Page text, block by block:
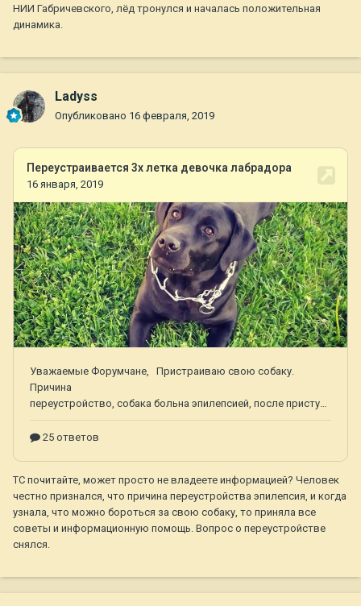
НИИ Габричевского, лёд тронулся и началась положительная
динамика.
Ladyss
Опубликовано 16 февраля, 2019
ТС почитайте, может просто не владеете информацией? Человек
честно признался, что причина переустройства эпилепсия, и когда
узнала, что можно бороться за свою собаку, то приняла все
советы и информационную помощь. Вопрос о переустройстве
снялся.